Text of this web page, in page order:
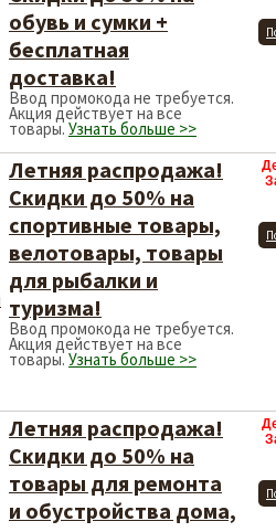
обувь и сумки +
бесплатная
доставка!
Ввод промокода не требуется.
Акция действует на все
товары. Узнать больше >>
Летняя распродажа!
Скидки до 50% на
спортивные товары,
велотовары, товары
для рыбалки и
туризма!
Ввод промокода не требуется.
Акция действует на все
товары. Узнать больше >>
Летняя распродажа!
Скидки до 50% на
товары для ремонта
и обустройства дома,